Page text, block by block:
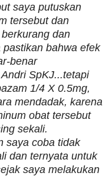
saya putuskan
tersebut dan
dan
bahwa efek
benar
SpKJ...tetapi
1/4 X 0.5mg,
mendadak, karena
obat tersebut
sekali.
saya coba tidak
dan ternyata untuk
saya melakukan